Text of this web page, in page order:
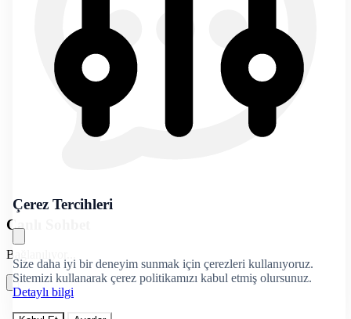
Çerez Tercihleri
Size daha iyi bir deneyim sunmak için çerezleri kullanıyoruz.
Sitemizi kullanarak çerez politikamızı kabul etmiş olursunuz.
Detaylı bilgi
Canlı Sohbet
Bağlanılıyor...